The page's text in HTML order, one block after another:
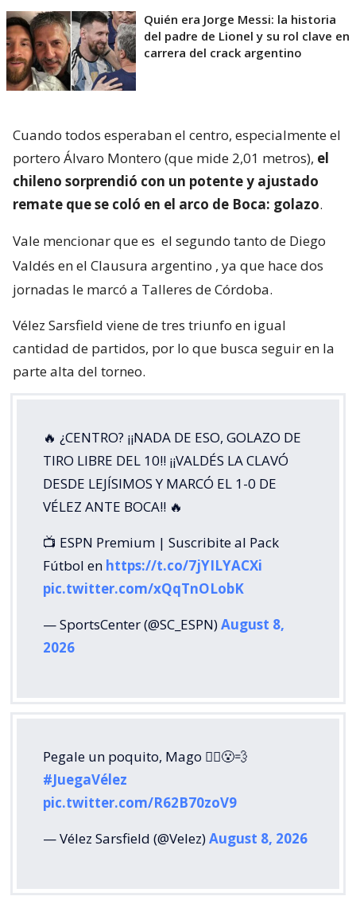
Quién era Jorge Messi: la historia
del padre de Lionel y su rol clave en
carrera del crack argentino
Cuando todos esperaban el centro, especialmente el
portero Álvaro Montero (que mide 2,01 metros), el
chileno sorprendió con un potente y ajustado
remate que se coló en el arco de Boca: golazo.
Vale mencionar que es el segundo tanto de Diego
Valdés en el Clausura argentino , ya que hace dos
jornadas le marcó a Talleres de Córdoba.
Vélez Sarsfield viene de tres triunfo en igual
cantidad de partidos, por lo que busca seguir en la
parte alta del torneo.
🔥 ¿CENTRO? ¡¡NADA DE ESO, GOLAZO DE
TIRO LIBRE DEL 10!! ¡¡VALDÉS LA CLAVÓ
DESDE LEJÍSIMOS Y MARCÓ EL 1-0 DE
VÉLEZ ANTE BOCA!! 🔥
📺 ESPN Premium | Suscribite al Pack
Fútbol en https://t.co/7jYILYACXi
pic.twitter.com/xQqTnOLobK
— SportsCenter (@SC_ESPN)August 8,
2026
Pegale un poquito, Mago 🧙‍♂️😮‍💨
#JuegaVélez
pic.twitter.com/R62B70zoV9
— Vélez Sarsfield (@Velez)August 8, 2026